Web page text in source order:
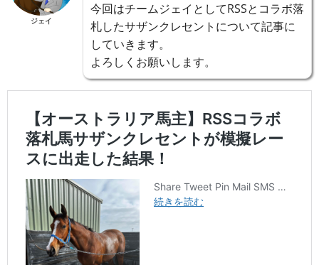
ジェイ
今回はチームジェイとしてRSSとコラボ落
札したサザンクレセントについて記事に
していきます。
よろしくお願いします。